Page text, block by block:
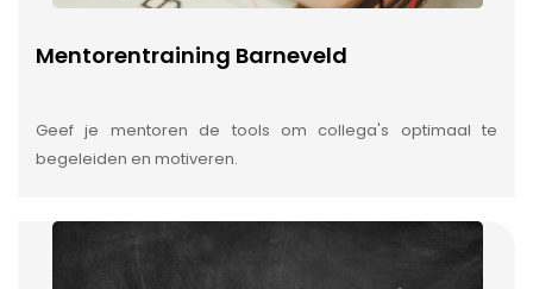
Mentorentraining Barneveld
Geef je mentoren de tools om collega's optimaal te
begeleiden en motiveren.